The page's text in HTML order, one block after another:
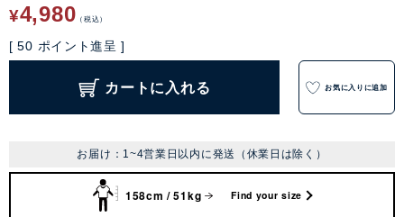
¥4,980 税込
[ 50 ポイント進呈 ]
カートに入れる お気に入りに追加
お届け：1~4営業日以内に発送（休業日は除く）
158cm / 51kg Find your size